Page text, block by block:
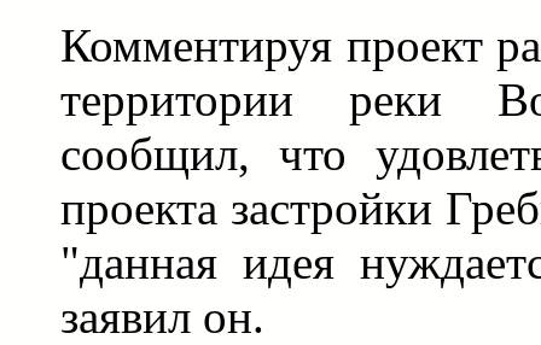
Комментируя проект
территории реки
сообщил, что
проекта застройки
"данная идея
заявил он.